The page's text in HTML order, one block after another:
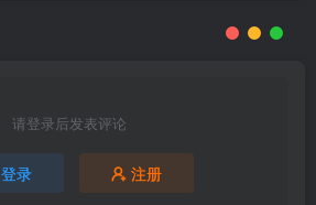
请登录后发表评论
登录 注册